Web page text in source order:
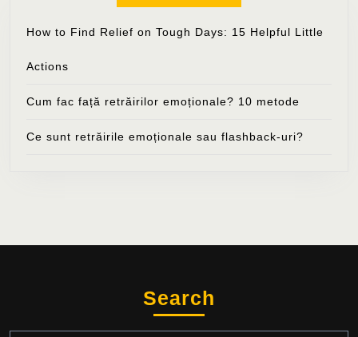
How to Find Relief on Tough Days: 15 Helpful Little
Actions
Cum fac față retrăirilor emoționale? 10 metode
Ce sunt retrăirile emoționale sau flashback-uri?
Search